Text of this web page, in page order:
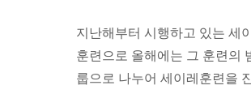
지난해부터 시행하고 있는 세
훈련으로 올해에는 그 훈련의
룹으로 나누어 세이레훈련을